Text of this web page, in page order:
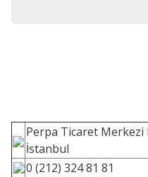
Perpa Ticaret Merkezi
İstanbul
0 (212) 324 81 81